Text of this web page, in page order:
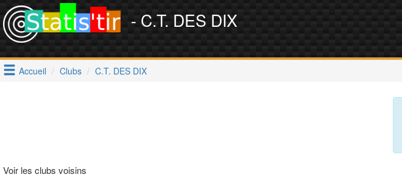
- C.T. DES DIX
Accueil Clubs C.T. DES DIX
Voir les clubs voisins